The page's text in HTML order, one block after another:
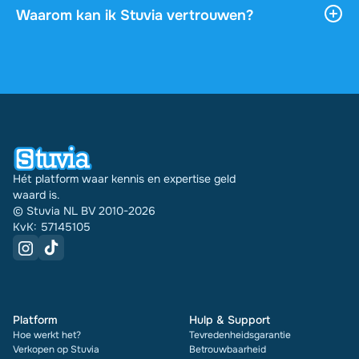
downloaden, en het blijft onbeperkt toegankelijk
Waarom kan ik Stuvia vertrouwen?
Hét platform waar kennis en expertise geld
waard is.
© Stuvia NL BV 2010-2026
KvK: 57145105
Platform
Hoe werkt het?
Verkopen op Stuvia
Hulp & Support
Tevredenheidsgarantie
Betrouwbaarheid